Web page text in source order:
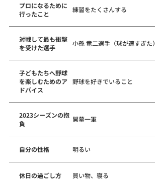
プロになるために
行ったこと
練習をたくさんする
対戦して最も衝撃
を受けた選手
小孫 竜二選手（球が速すぎた）
子どもたちへ野球
を楽しむためのア
ドバイス
野球を好きでいること
2023シーズンの抱
負
開幕一軍
自分の性格 明るい
休日の過ごし方 買い物、寝る